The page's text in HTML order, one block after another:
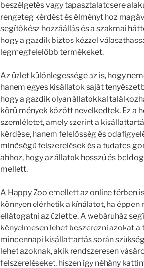
beszélgetés vagy tapasztalatcsere
rengeteg kérdést és élményt hoz
segítőkész hozzáállás és a szakmai
hogy a gazdik biztos kézzel
legmegfelelőbb termékeket.
Az üzlet különlegessége az is, hogy
hanem egyes kisállatok saját
hogy a gazdik olyan állatokkal
körülmények között nevelkedtek. Ez a
szemléletet, amely szerint a
kérdése, hanem felelősség és
minőségű felszerelések és a tudatos
ahhoz, hogy az állatok hosszú és
mellett.
A Happy Zoo emellett az online térben
könnyen elérhetik a kínálatot, ha éppen
ellátogatni az üzletbe. A webáruház
kényelmesen lehet beszerezni azokat
mindennapi kisállattartás során
lehet azoknak, akik rendszeresen
felszereléseket, hiszen így néhány